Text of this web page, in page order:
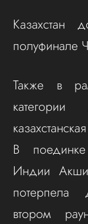
Казахстан
полуфинале
Также в
В поединке
Индии
втором